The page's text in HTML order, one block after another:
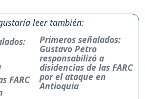
leer también:
Primeros señalados:
Gustavo Petro
responsabilizó a
disidencias de las FARC
por el ataque en
Antioquia